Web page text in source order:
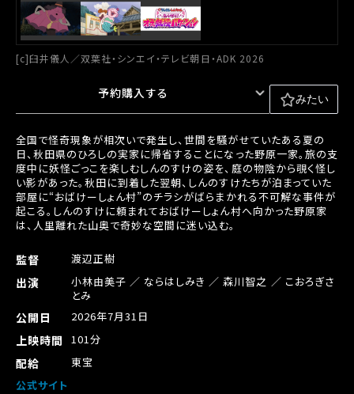
[c]臼井儀人／双葉社・シンエイ・テレビ朝日・ADK 2026
予約購入する みたい
全国で怪奇現象が相次いで発生し、世間を騒がせていたある夏の
日、秋田県のひろしの実家に帰省することになった野原一家。旅の支
度中に妖怪ごっこを楽しむしんのすけの姿を、庭の物陰から覗く怪し
い影があった。秋田に到着した翌朝、しんのすけたちが泊まっていた
部屋に“おばけーしょん村”のチラシがばらまかれる不可解な事件が
起こる。しんのすけに頼まれておばけーしょん村へ向かった野原家
は、人里離れた山奥で奇妙な空間に迷い込む。
監督 渡辺正樹
出演
小林由美子 ／ ならはしみき ／ 森川智之 ／ こおろぎさ
とみ
公開日 2026年7月31日
上映時間 101分
配給
東宝
公式サイト